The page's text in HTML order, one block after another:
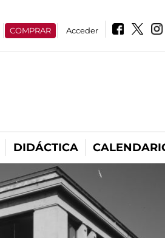
COMPRAR Acceder
DIDÁCTICA